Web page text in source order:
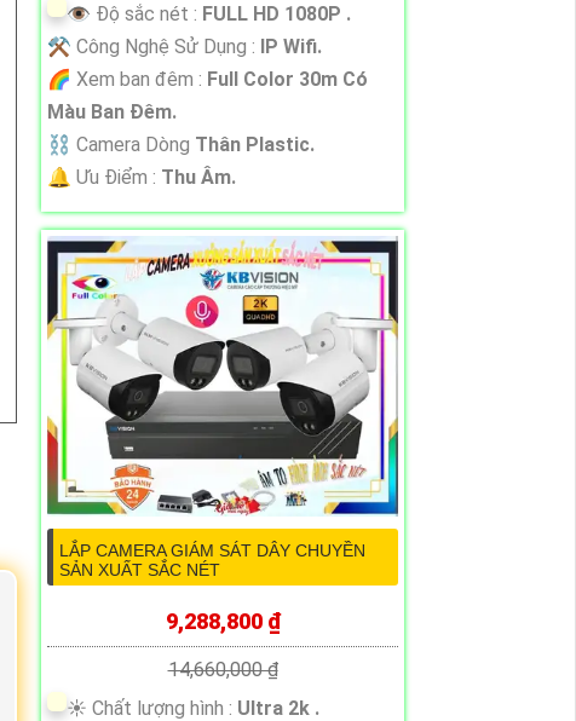
👁 Độ sắc nét : FULL HD 1080P .
⚒ Công Nghệ Sử Dụng : IP Wifi.
🌈 Xem ban đêm : Full Color 30m Có
Màu Ban Ðêm.
⛓ Camera Dòng Thân Plastic.
️🔔 Ưu Điểm : Thu Âm.
LẮP CAMERA GIÁM SÁT DÂY CHUYỀN
SẢN XUẤT SẮC NÉT
9,288,800 ₫
14,660,000 ₫
☀️ Chất lượng hình : Ultra 2k .